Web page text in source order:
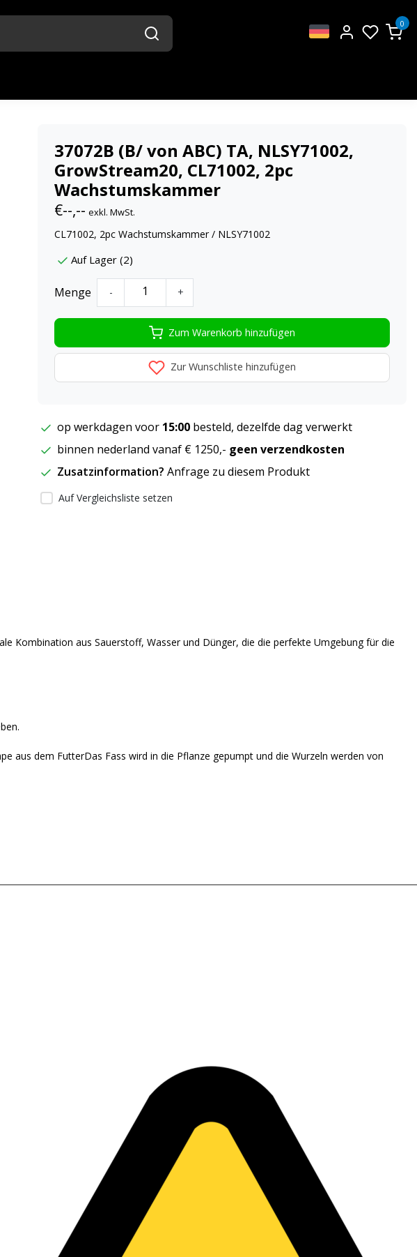
0
37072B (B/ von ABC) TA, NLSY71002,
GrowStream20, CL71002, 2pc
Wachstumskammer
€--,-- exkl. MwSt.
CL71002, 2pc Wachstumskammer / NLSY71002
Auf Lager (2)
Menge - +
Zum Warenkorb hinzufügen
Zur Wunschliste hinzufügen
op werkdagen voor 15:00 besteld, dezelfde dag verwerkt
binnen nederland vanaf € 1250,- geen verzendkosten
Zusatzinformation? Anfrage zu diesem Produkt
Auf Vergleichsliste setzen
Kombination aus Sauerstoff, Wasser und Dünger, die die perfekte Umgebung für die
aus dem FutterDas Fass wird in die Pflanze gepumpt und die Wurzeln werden von